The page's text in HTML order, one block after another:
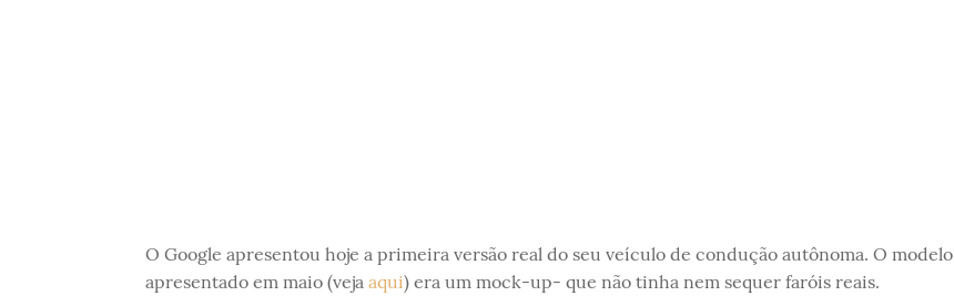
O Google apresentou hoje a primeira versão real do seu veículo de condução autônoma. O modelo
apresentado em maio (veja aqui) era um mock-up- que não tinha nem sequer faróis reais.